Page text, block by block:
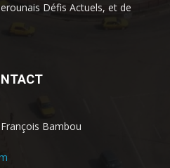
Défis Actuels, et de
François Bambou